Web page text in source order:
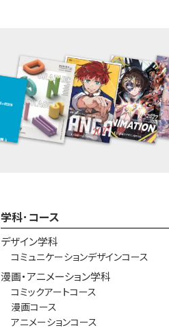
学科･コース
デザイン学科
コミュニケーションデザインコース
漫画・アニメーション学科
コミックアートコース
漫画コース
アニメーションコース